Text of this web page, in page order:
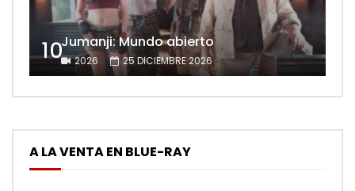
10Jumanji: Mundo abierto
2026 25 DICIEMBRE 2026
A LA VENTA EN BLUE-RAY